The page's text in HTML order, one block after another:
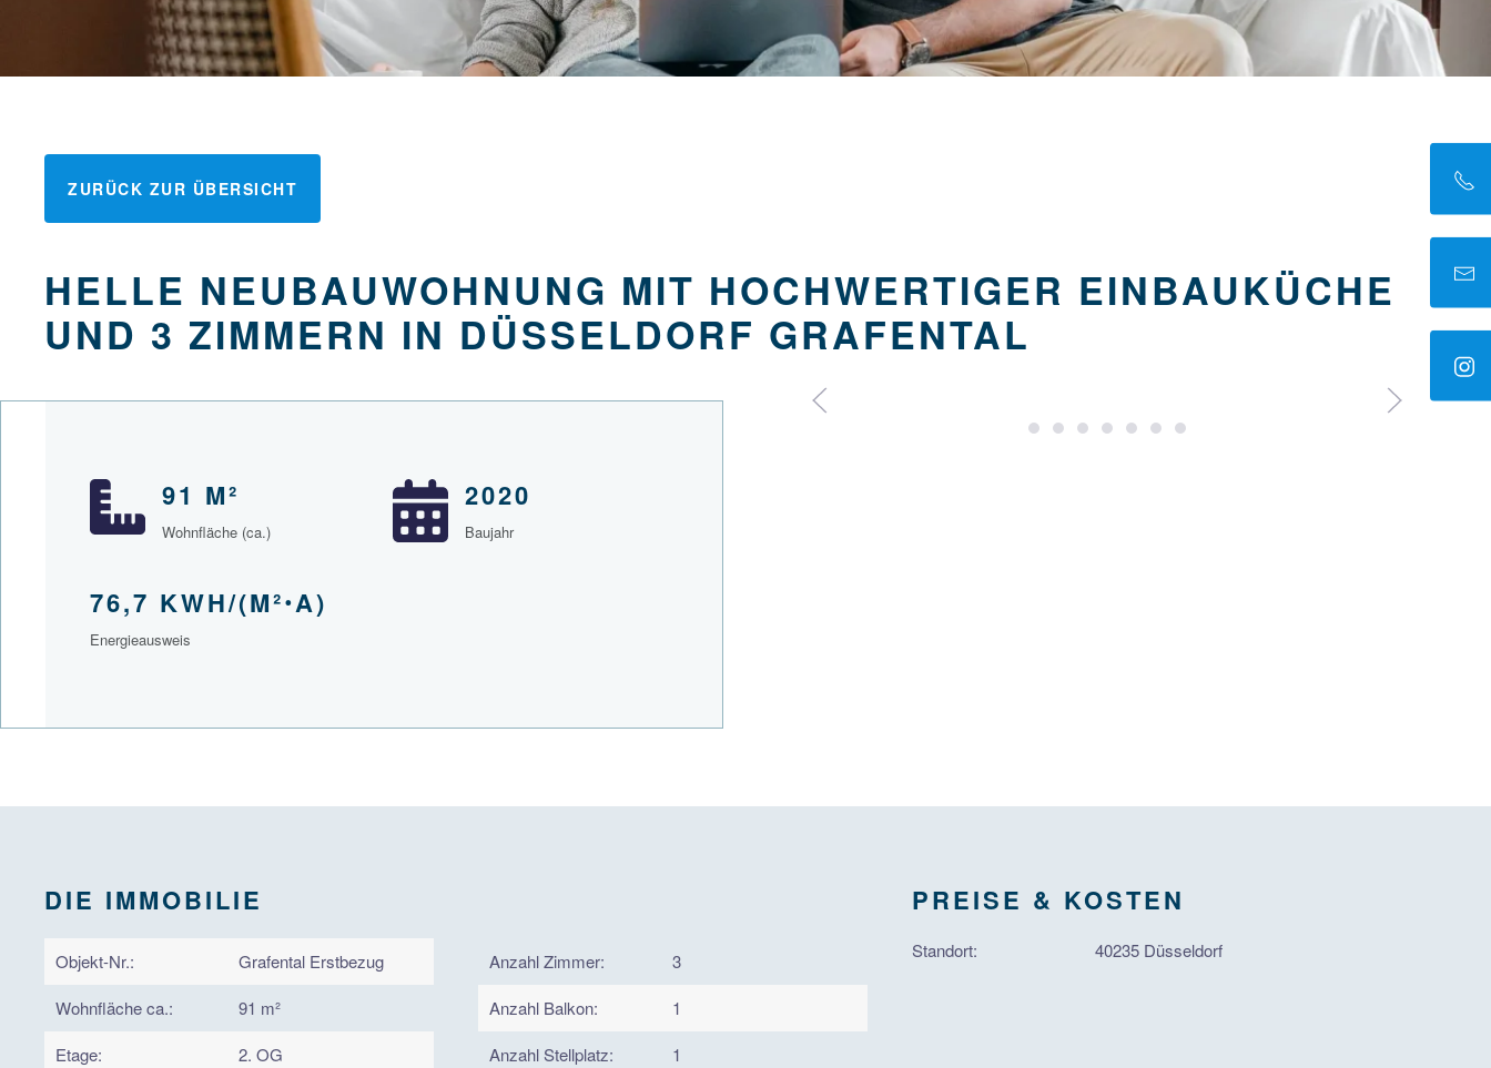
ZURÜCK ZUR ÜBERSICHT
HELLE NEUBAUWOHNUNG MIT HOCHWERTIGER EINBAUKÜCHE
UND 3 ZIMMERN IN DÜSSELDORF GRAFENTAL
91 M²
Wohnfläche (ca.)
2020
Baujahr
76,7 KWH/(M²ꞏA)
Energieausweis
DIE IMMOBILIE
Objekt-Nr.:
Grafental Erstbezug
Wohnfläche ca.:
91 m²
Etage:
2. OG
Anzahl Zimmer:
3
Anzahl Balkon:
1
Anzahl Stellplatz:
1
PREISE & KOSTEN
Standort: 40235 Düsseldorf